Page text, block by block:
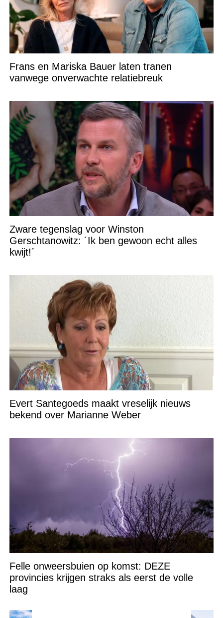
Frans en Mariska Bauer laten tranen
vanwege onverwachte relatiebreuk
Zware tegenslag voor Winston
Gerschtanowitz: ´Ik ben gewoon echt alles
kwijt!´
Evert Santegoeds maakt vreselijk nieuws
bekend over Marianne Weber
Felle onweersbuien op komst: DEZE
provincies krijgen straks als eerst de volle
laag